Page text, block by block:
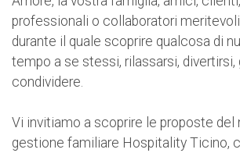
professionali o collaboratori
durante il quale scoprire qualcosa di
tempo a se stessi, rilassarsi, divertirsi,
condividere.
Vi invitiamo a scoprire le proposte del
gestione familiare Hospitality Ticino,